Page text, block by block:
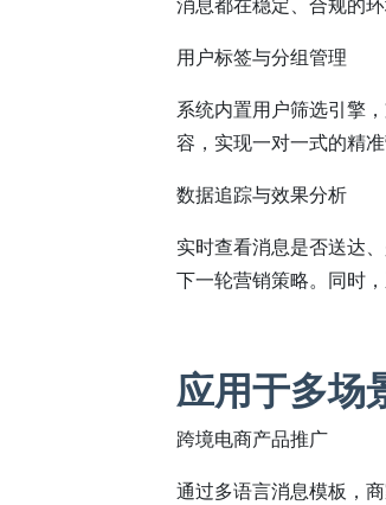
消息都在稳定、合规的环
用户标签与分组管理
系统内置用户筛选引擎
容，实现一对一式的精准
数据追踪与效果分析
实时查看消息是否送达
下一轮营销策略。同时
应用于多场
跨境电商产品推广
通过多语言消息模板，